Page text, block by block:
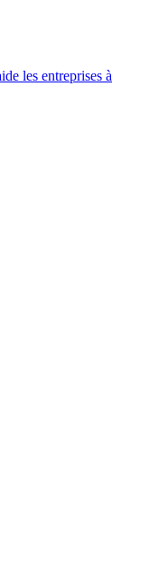
les entreprises à